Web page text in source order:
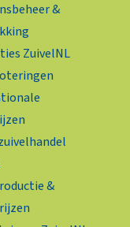
&
ZuivelNL
&